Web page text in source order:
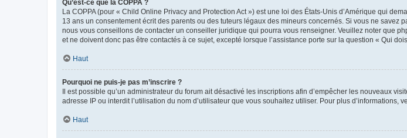
Qu’est-ce que la COPPA ?
La COPPA (pour « Child Online Privacy and Protection Act ») est une loi des États-Unis d’Amérique qui
13 ans un consentement écrit des parents ou des tuteurs légaux des mineurs concernés. Si vous ne savez
nous vous conseillons de contacter un conseiller juridique qui pourra vous renseigner. Veuillez noter que
et ne doivent donc pas être contactés à ce sujet, excepté lorsque l’assistance porte sur la question « Qui
Haut
Pourquoi ne puis-je pas m’inscrire ?
Il est possible qu’un administrateur du forum ait désactivé les inscriptions afin d’empêcher les nouveaux
adresse IP ou interdit l’utilisation du nom d’utilisateur que vous souhaitez utiliser. Pour plus d’informations,
Haut